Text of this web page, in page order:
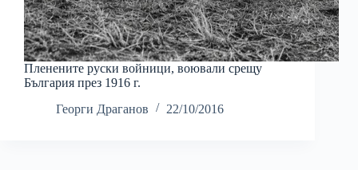
Пленените руски войници, воювали срещу
България през 1916 г.
Георги Драганов
22/10/2016